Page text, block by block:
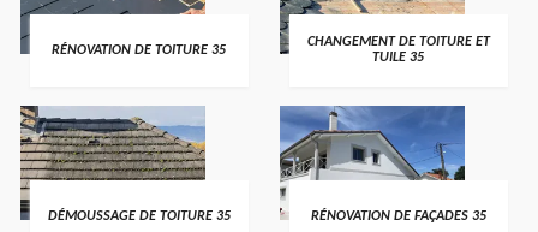
RÉNOVATION DE TOITURE 35
CHANGEMENT DE TOITURE ET
TUILE 35
DÉMOUSSAGE DE TOITURE 35 RÉNOVATION DE FAÇADES 35